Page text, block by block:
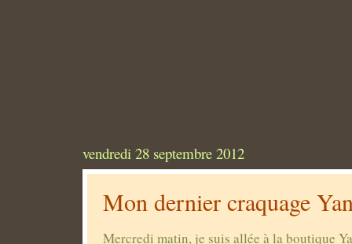
vendredi 28 septembre 2012
Mon dernier craquage
Mercredi matin, je suis allée à la boutique